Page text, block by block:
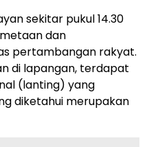
sekitar pukul 14.30
dan
pertambangan rakyat.
di lapangan, terdapat
(lanting) yang
diketahui merupakan